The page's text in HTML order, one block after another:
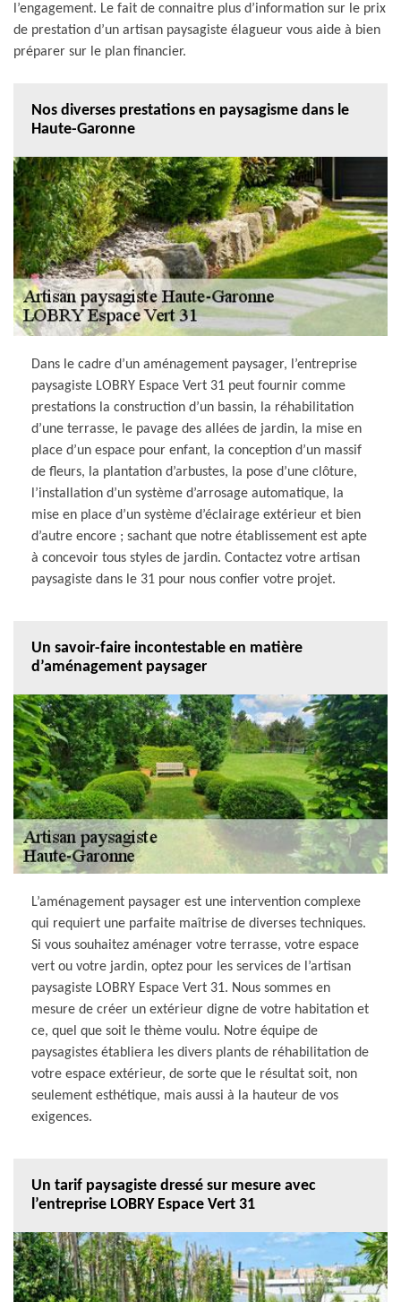
l’engagement. Le fait de connaitre plus d’information sur le prix
de prestation d’un artisan paysagiste élagueur vous aide à bien
préparer sur le plan financier.
Nos diverses prestations en paysagisme dans le
Haute-Garonne
Dans le cadre d’un aménagement paysager, l’entreprise
paysagiste LOBRY Espace Vert 31 peut fournir comme
prestations la construction d’un bassin, la réhabilitation
d’une terrasse, le pavage des allées de jardin, la mise en
place d’un espace pour enfant, la conception d’un massif
de fleurs, la plantation d’arbustes, la pose d’une clôture,
l’installation d’un système d’arrosage automatique, la
mise en place d’un système d’éclairage extérieur et bien
d’autre encore ; sachant que notre établissement est apte
à concevoir tous styles de jardin. Contactez votre artisan
paysagiste dans le 31 pour nous confier votre projet.
Un savoir-faire incontestable en matière
d’aménagement paysager
L’aménagement paysager est une intervention complexe
qui requiert une parfaite maîtrise de diverses techniques.
Si vous souhaitez aménager votre terrasse, votre espace
vert ou votre jardin, optez pour les services de l’artisan
paysagiste LOBRY Espace Vert 31. Nous sommes en
mesure de créer un extérieur digne de votre habitation et
ce, quel que soit le thème voulu. Notre équipe de
paysagistes établiera les divers plants de réhabilitation de
votre espace extérieur, de sorte que le résultat soit, non
seulement esthétique, mais aussi à la hauteur de vos
exigences.
Un tarif paysagiste dressé sur mesure avec
l’entreprise LOBRY Espace Vert 31